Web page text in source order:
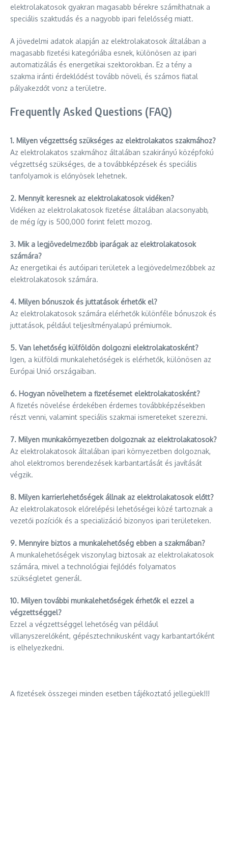
elektrolakatosok gyakran magasabb bérekre számíthatnak a
speciális szaktudás és a nagyobb ipari felelősség miatt.
A jövedelmi adatok alapján az elektrolakatosok általában a
magasabb fizetési kategóriába esnek, különösen az ipari
automatizálás és energetikai szektorokban. Ez a tény a
szakma iránti érdeklődést tovább növeli, és számos fiatal
pályakezdőt vonz a területre.
Frequently Asked Questions (FAQ)
1. Milyen végzettség szükséges az elektrolakatos szakmához?
Az elektrolakatos szakmához általában szakirányú középfokú
végzettség szükséges, de a továbbképzések és speciális
tanfolyamok is előnyösek lehetnek.
2. Mennyit keresnek az elektrolakatosok vidéken?
Vidéken az elektrolakatosok fizetése általában alacsonyabb,
de még így is 500,000 forint felett mozog.
3. Mik a legjövedelmezőbb iparágak az elektrolakatosok
számára?
Az energetikai és autóipari területek a legjövedelmezőbbek az
elektrolakatosok számára.
4. Milyen bónuszok és juttatások érhetők el?
Az elektrolakatosok számára elérhetők különféle bónuszok és
juttatások, például teljesítményalapú prémiumok.
5. Van lehetőség külföldön dolgozni elektrolakatosként?
Igen, a külföldi munkalehetőségek is elérhetők, különösen az
Európai Unió országaiban.
6. Hogyan növelhetem a fizetésemet elektrolakatosként?
A fizetés növelése érdekében érdemes továbbképzésekben
részt venni, valamint speciális szakmai ismereteket szerezni.
7. Milyen munkakörnyezetben dolgoznak az elektrolakatosok?
Az elektrolakatosok általában ipari környezetben dolgoznak,
ahol elektromos berendezések karbantartását és javítását
végzik.
8. Milyen karrierlehetőségek állnak az elektrolakatosok előtt?
Az elektrolakatosok előrelépési lehetőségei közé tartoznak a
vezetői pozíciók és a specializáció bizonyos ipari területeken.
9. Mennyire biztos a munkalehetőség ebben a szakmában?
A munkalehetőségek viszonylag biztosak az elektrolakatosok
számára, mivel a technológiai fejlődés folyamatos
szükségletet generál.
10. Milyen további munkalehetőségek érhetők el ezzel a
végzettséggel?
Ezzel a végzettséggel lehetőség van például
villanyszerelőként, gépésztechnikusként vagy karbantartóként
is elhelyezkedni.
A fizetések összegei minden esetben tájékoztató jellegüek!!!